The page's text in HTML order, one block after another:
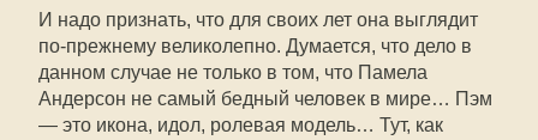
И надо признать, что для своих лет она выглядит
по-прежнему великолепно. Думается, что дело в
данном случае не только в том, что Памела
Андерсон не самый бедный человек в мире… Пэм
— это икона, идол, ролевая модель… Тут, как